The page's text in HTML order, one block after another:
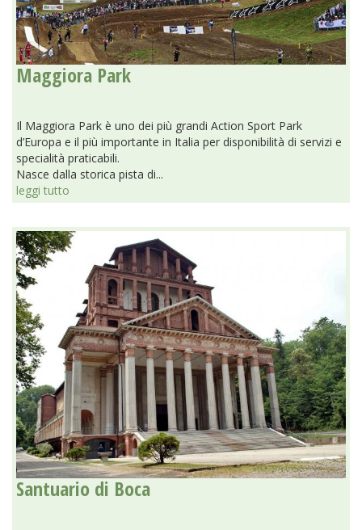
Maggiora Park
Il Maggiora Park è uno dei più grandi Action Sport Park
d’Europa e il più importante in Italia per disponibilità di servizi e
specialità praticabili.
Nasce dalla storica pista di...
leggi tutto
Santuario di Boca